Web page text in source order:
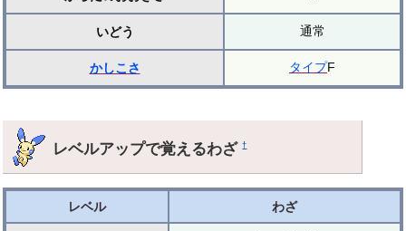
いどう 通常
かしこさ タイプF
レベルアップで覚えるわざ†
レベル わざ